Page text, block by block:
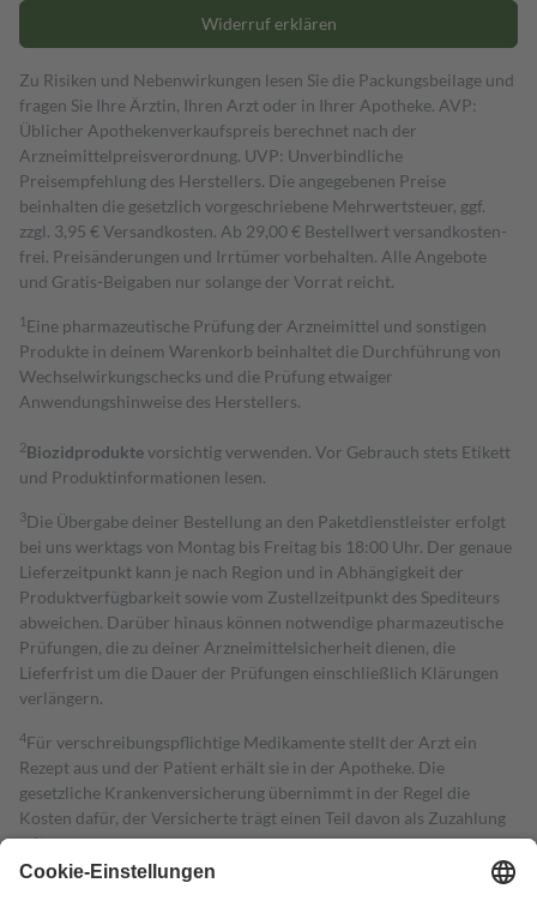
Widerruf erklären
Zu Risiken und Nebenwirkungen lesen Sie die Packungsbeilage und
fragen Sie Ihre Ärztin, Ihren Arzt oder in Ihrer Apotheke. AVP:
Üblicher Apothekenverkaufspreis berechnet nach der
Arzneimittelpreisverordnung. UVP: Unverbindliche
Preisempfehlung des Herstellers. Die angegebenen Preise
beinhalten die gesetzlich vorgeschriebene Mehrwertsteuer, ggf.
zzgl. 3,95 € Versandkosten. Ab 29,00 € Bestell­wert versand­kosten­
frei. Preisänderungen und Irrtümer vorbehalten. Alle Angebote
und Gratis-Beigaben nur solange der Vorrat reicht.
1 Eine pharmazeutische Prüfung der Arzneimittel und sonstigen
Produkte in deinem Warenkorb beinhaltet die Durchführung von
Wechselwirkungschecks und die Prüfung etwaiger
Anwendungshinweise des Herstellers.
2Biozidproduktevorsichtig verwenden. Vor Gebrauch stets Etikett
und Produktinformationen lesen.
3Die Übergabe deiner Bestellung an den Paketdienstleister erfolgt
bei uns werktags von Montag bis Freitag bis 18:00 Uhr. Der genaue
Lieferzeitpunkt kann je nach Region und in Abhängigkeit der
Produktverfügbarkeit sowie vom Zustellzeitpunkt des Spediteurs
abweichen. Darüber hinaus können notwendige pharmazeutische
Prüfungen, die zu deiner Arzneimittelsicherheit dienen, die
Lieferfrist um die Dauer der Prüfungen einschließlich Klärungen
verlängern.
4Für verschreibungspflichtige Medikamente stellt der Arzt ein
Rezept aus und der Patient erhält sie in der Apotheke. Die
gesetzliche Krankenversicherung übernimmt in der Regel die
Kosten dafür, der Versicherte trägt einen Teil davon als Zuzahlung
mit.
Grundsätzlich leisten Mitglieder Zuzahlungen in Höhe von zehn